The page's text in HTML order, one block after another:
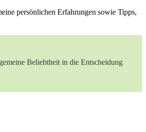
persönlichen Erfahrungen ⁢sowie Tipps,
Beliebtheit in die ⁤Entscheidung